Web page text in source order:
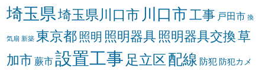
埼玉県埼玉県川口市 川口市工事 戸田市 換
気扇 新築 東京都照明 照明器具 照明器具交換草
加市 蕨市設置工事 足立区配線 防犯 防犯カメ